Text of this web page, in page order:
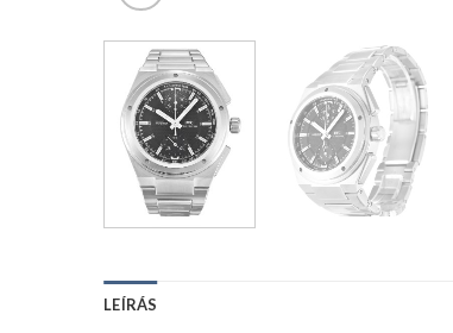
LEÍRÁS